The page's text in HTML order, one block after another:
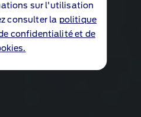
sur l'utilisation
consulter la politique
confidentialité et de